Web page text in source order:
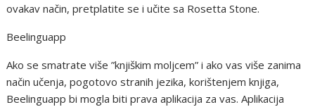
ovakav način, pretplatite se i učite sa Rosetta Stone.
Beelinguapp
Ako se smatrate više ”knjiškim moljcem” i ako vas više zanima
način učenja, pogotovo stranih jezika, korištenjem knjiga,
Beelinguapp bi mogla biti prava aplikacija za vas. Aplikacija